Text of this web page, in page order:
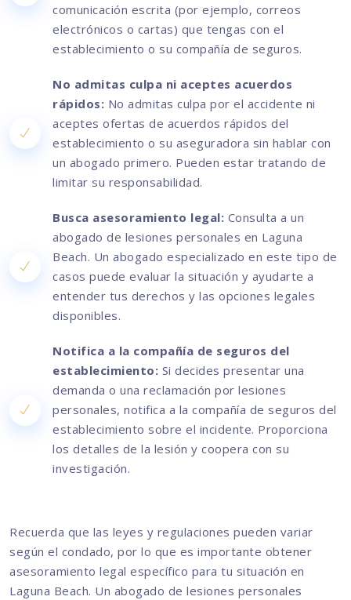
comunicación escrita (por ejemplo, correos
electrónicos o cartas) que tengas con el
establecimiento o su compañía de seguros.
No admitas culpa ni aceptes acuerdos
rápidos: No admitas culpa por el accidente ni
aceptes ofertas de acuerdos rápidos del
establecimiento o su aseguradora sin hablar con
un abogado primero. Pueden estar tratando de
limitar su responsabilidad.
Busca asesoramiento legal: Consulta a un
abogado de lesiones personales en Laguna
Beach. Un abogado especializado en este tipo de
casos puede evaluar la situación y ayudarte a
entender tus derechos y las opciones legales
disponibles.
Notifica a la compañía de seguros del
establecimiento: Si decides presentar una
demanda o una reclamación por lesiones
personales, notifica a la compañía de seguros del
establecimiento sobre el incidente. Proporciona
los detalles de la lesión y coopera con su
investigación.
Recuerda que las leyes y regulaciones pueden variar
según el condado, por lo que es importante obtener
asesoramiento legal específico para tu situación en
Laguna Beach. Un abogado de lesiones personales